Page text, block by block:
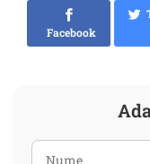
Facebook